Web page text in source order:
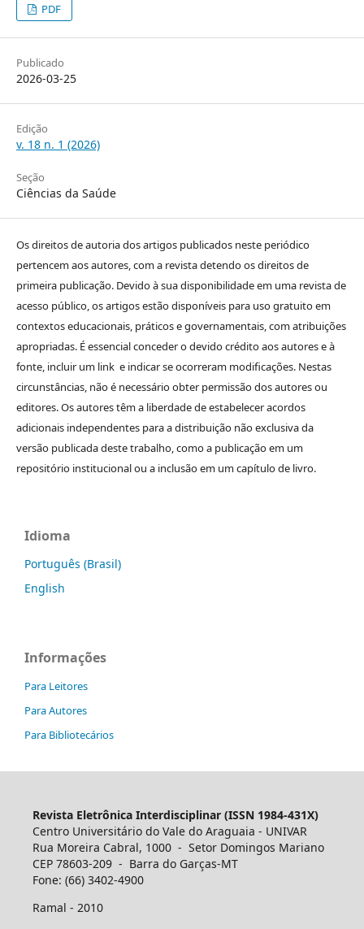
PDF
Publicado
2026-03-25
Edição
v. 18 n. 1 (2026)
Seção
Ciências da Saúde
Os direitos de autoria dos artigos publicados neste periódico
pertencem aos autores, com a revista detendo os direitos de
primeira publicação. Devido à sua disponibilidade em uma revista de
acesso público, os artigos estão disponíveis para uso gratuito em
contextos educacionais, práticos e governamentais, com atribuições
apropriadas. É essencial conceder o devido crédito aos autores e à
fonte, incluir um link e indicar se ocorreram modificações. Nestas
circunstâncias, não é necessário obter permissão dos autores ou
editores. Os autores têm a liberdade de estabelecer acordos
adicionais independentes para a distribuição não exclusiva da
versão publicada deste trabalho, como a publicação em um
repositório institucional ou a inclusão em um capítulo de livro.
Idioma
Português (Brasil)
English
Informações
Para Leitores
Para Autores
Para Bibliotecários
Revista Eletrônica Interdisciplinar (ISSN 1984-431X)
Centro Universitário do Vale do Araguaia - UNIVAR
Rua Moreira Cabral, 1000 - Setor Domingos Mariano
CEP 78603-209 - Barra do Garças-MT
Fone: (66) 3402-4900
Ramal - 2010